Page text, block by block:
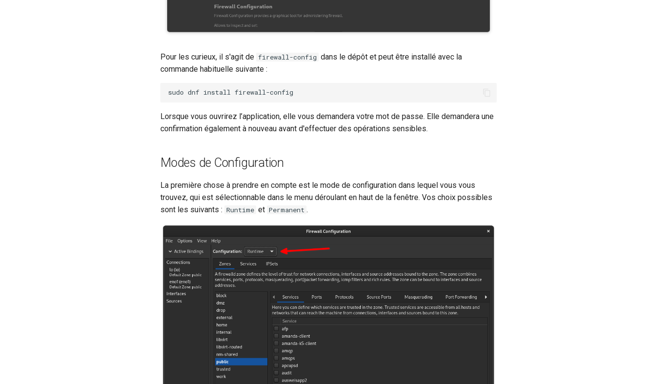
Pour les curieux, il s'agit de firewall-config dans le dépôt et peut être installé avec la
commande habituelle suivante :
sudo dnf install
Lorsque vous ouvrirez l’application, elle vous demandera votre mot de passe. Elle demandera une
confirmation également à nouveau avant d'effectuer des opérations sensibles.
Modes de Configuration
La première chose à prendre en compte est le mode de configuration dans lequel vous vous
trouvez, qui est sélectionnable dans le menu déroulant en haut de la fenêtre. Vos choix possibles
sont les suivants : Runtime et Permanent .